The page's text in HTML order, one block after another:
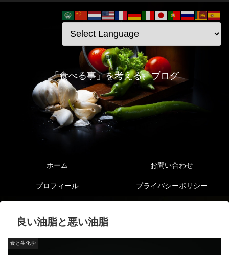
「食べる事」を考える。ブログ
ホーム お問い合わせ
プロフィール プライバシーポリシー
良い油脂と悪い油脂
食と生化学